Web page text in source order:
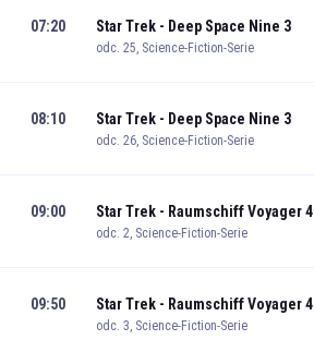
07:20 Star Trek - Deep Space Nine 3
odc. 25, Science-Fiction-Serie
08:10 Star Trek - Deep Space Nine 3
odc. 26, Science-Fiction-Serie
09:00 Star Trek - Raumschiff Voyager 4
odc. 2, Science-Fiction-Serie
09:50 Star Trek - Raumschiff Voyager 4
odc. 3, Science-Fiction-Serie